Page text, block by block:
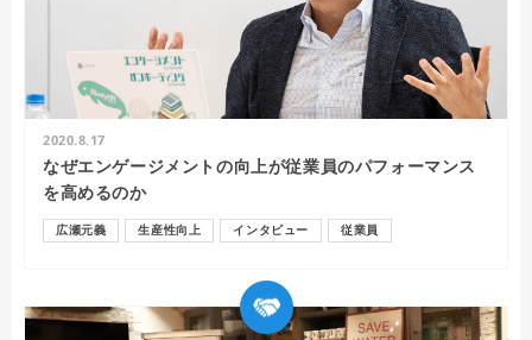
2020.8.17
なぜエンゲージメントの向上が従業員のパフォーマンス
を高めるのか
広瀬元義 生産性向上 インタビュー 従業員